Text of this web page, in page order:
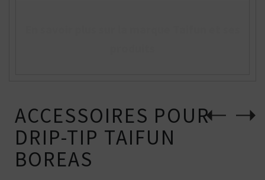
ACCESSOIRES POUR
DRIP-TIP TAIFUN
BOREAS